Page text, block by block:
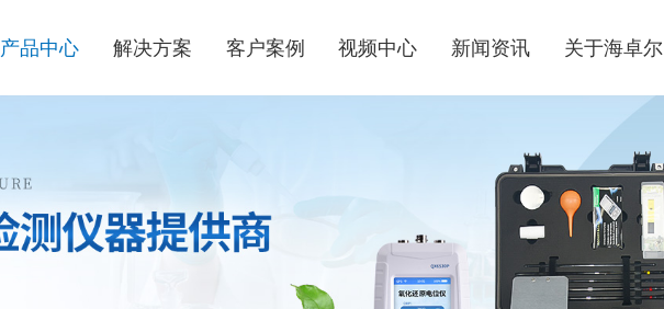
产品中心 解决方案 客户案例 视频中心 新闻资讯 关于海卓尔